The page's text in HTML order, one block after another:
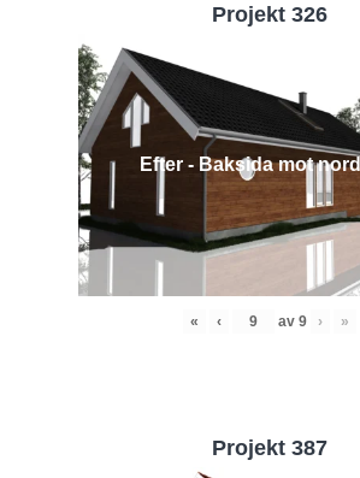
Projekt 326
Efter - Baksida mot
« ‹ av 9 › »
Projekt 387